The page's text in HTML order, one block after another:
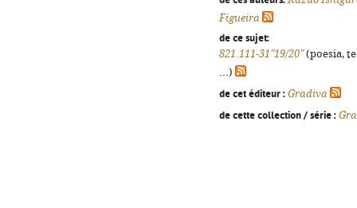
Figueira
de ce sujet:
821.111-31"19/20"(poesia,
...)
de cet éditeur : Gradiva
de cette collection / série :